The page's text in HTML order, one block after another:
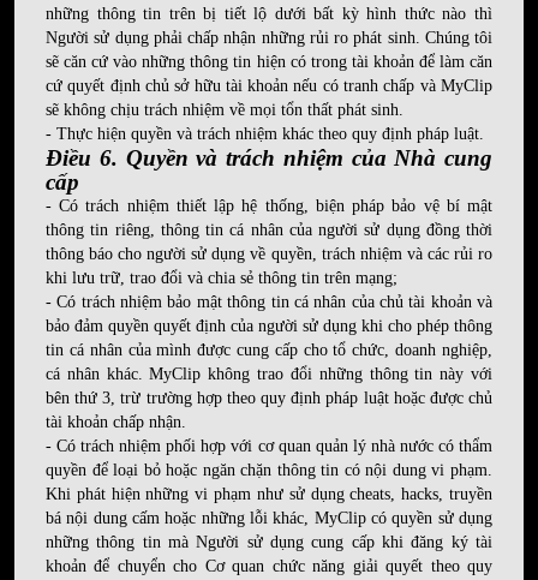
những thông tin trên bị tiết lộ dưới bất kỳ hình thức nào thì
Người sử dụng phải chấp nhận những rủi ro phát sinh. Chúng tôi
sẽ căn cứ vào những thông tin hiện có trong tài khoản để làm căn
cứ quyết định chủ sở hữu tài khoản nếu có tranh chấp và MyClip
sẽ không chịu trách nhiệm về mọi tổn thất phát sinh.
- Thực hiện quyền và trách nhiệm khác theo quy định pháp luật.
Điều 6. Quyền và trách nhiệm của Nhà cung
cấp
- Có trách nhiệm thiết lập hệ thống, biện pháp bảo vệ bí mật
thông tin riêng, thông tin cá nhân của người sử dụng đồng thời
thông báo cho người sử dụng về quyền, trách nhiệm và các rủi ro
khi lưu trữ, trao đổi và chia sẻ thông tin trên mạng;
- Có trách nhiệm bảo mật thông tin cá nhân của chủ tài khoản và
bảo đảm quyền quyết định của người sử dụng khi cho phép thông
tin cá nhân của mình được cung cấp cho tổ chức, doanh nghiệp,
cá nhân khác. MyClip không trao đổi những thông tin này với
bên thứ 3, trừ trường hợp theo quy định pháp luật hoặc được chủ
tài khoản chấp nhận.
- Có trách nhiệm phối hợp với cơ quan quản lý nhà nước có thẩm
quyền để loại bỏ hoặc ngăn chặn thông tin có nội dung vi phạm.
Khi phát hiện những vi phạm như sử dụng cheats, hacks, truyền
bá nội dung cấm hoặc những lỗi khác, MyClip có quyền sử dụng
những thông tin mà Người sử dụng cung cấp khi đăng ký tài
khoản để chuyển cho Cơ quan chức năng giải quyết theo quy